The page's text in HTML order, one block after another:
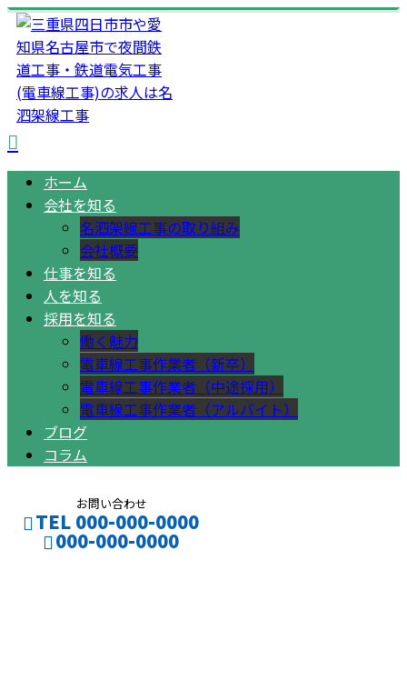
ホーム
会社を知る
名泗架線工事の取り組み
会社概要
仕事を知る
人を知る
採用を知る
働く魅力
電車線工事作業者（新卒）
電車線工事作業者（中途採用）
電車線工事作業者（アルバイト）
ブログ
コラム
お問い合わせ
TEL 000-000-0000
000-000-0000